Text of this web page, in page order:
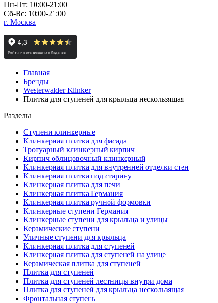
Пн-Пт: 10:00-21:00
Сб-Вс: 10:00-21:00
г. Москва
Главная
Бренды
Westerwalder Klinker
Плитка для ступеней для крыльца нескользящая
Разделы
Ступени клинкерные
Клинкерная плитка для фасада
Тротуарный клинкерный кирпич
Кирпич облицовочный клинкерный
Клинкерная плитка для внутренней отделки стен
Клинкерная плитка под старину
Клинкерная плитка для печи
Клинкерная плитка Германия
Клинкерная плитка ручной формовки
Клинкерные ступени Германия
Клинкерные ступени для крыльца и улицы
Керамические ступени
Уличные ступени для крыльца
Клинкерная плитка для ступеней
Клинкерная плитка для ступеней на улице
Керамическая плитка для ступеней
Плитка для ступеней
Плитка для ступеней лестницы внутри дома
Плитка для ступеней для крыльца нескользящая
Фронтальная ступень